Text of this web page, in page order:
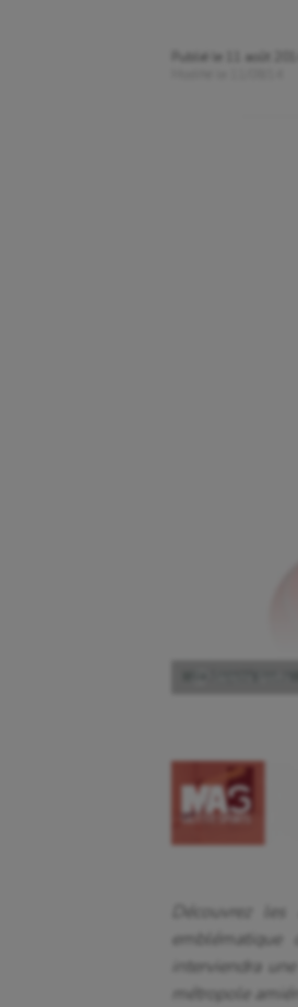
Publié le
11 août 2014
Découvrez
interviendra
métropole